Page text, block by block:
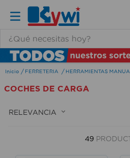
FERRETERIA HERRAMIENTAS
COCHES DE CARGA
RELEVANCIA
49
TÉRMINOS MÁS BUSCADOS
1.
lamparas
2.
ducha
3.
silla